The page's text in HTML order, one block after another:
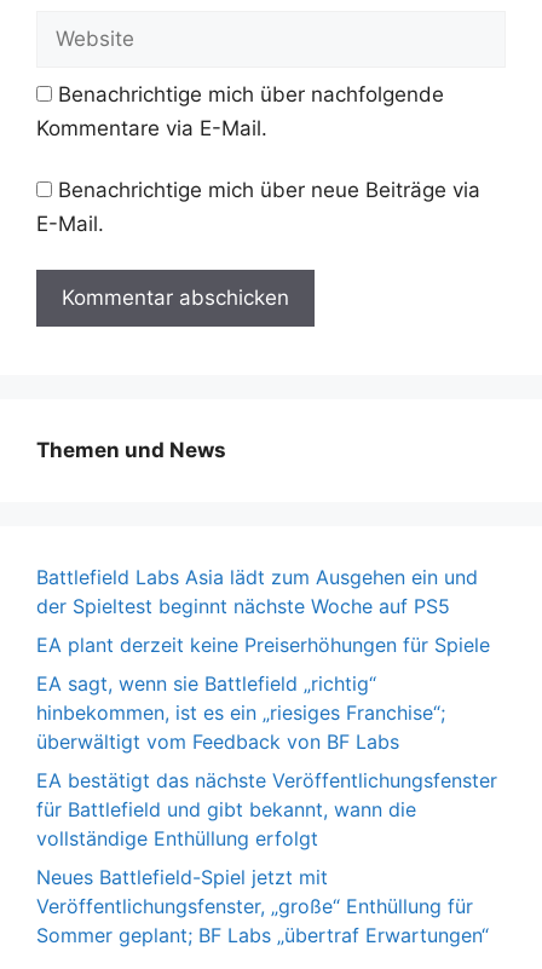
Website
Benachrichtige mich über nachfolgende
Kommentare via E-Mail.
Benachrichtige mich über neue Beiträge via
E-Mail.
Themen und News
Battlefield Labs Asia lädt zum Ausgehen ein und
der Spieltest beginnt nächste Woche auf PS5
EA plant derzeit keine Preiserhöhungen für Spiele
EA sagt, wenn sie Battlefield „richtig“
hinbekommen, ist es ein „riesiges Franchise“;
überwältigt vom Feedback von BF Labs
EA bestätigt das nächste Veröffentlichungsfenster
für Battlefield und gibt bekannt, wann die
vollständige Enthüllung erfolgt
Neues Battlefield-Spiel jetzt mit
Veröffentlichungsfenster, „große“ Enthüllung für
Sommer geplant; BF Labs „übertraf Erwartungen“